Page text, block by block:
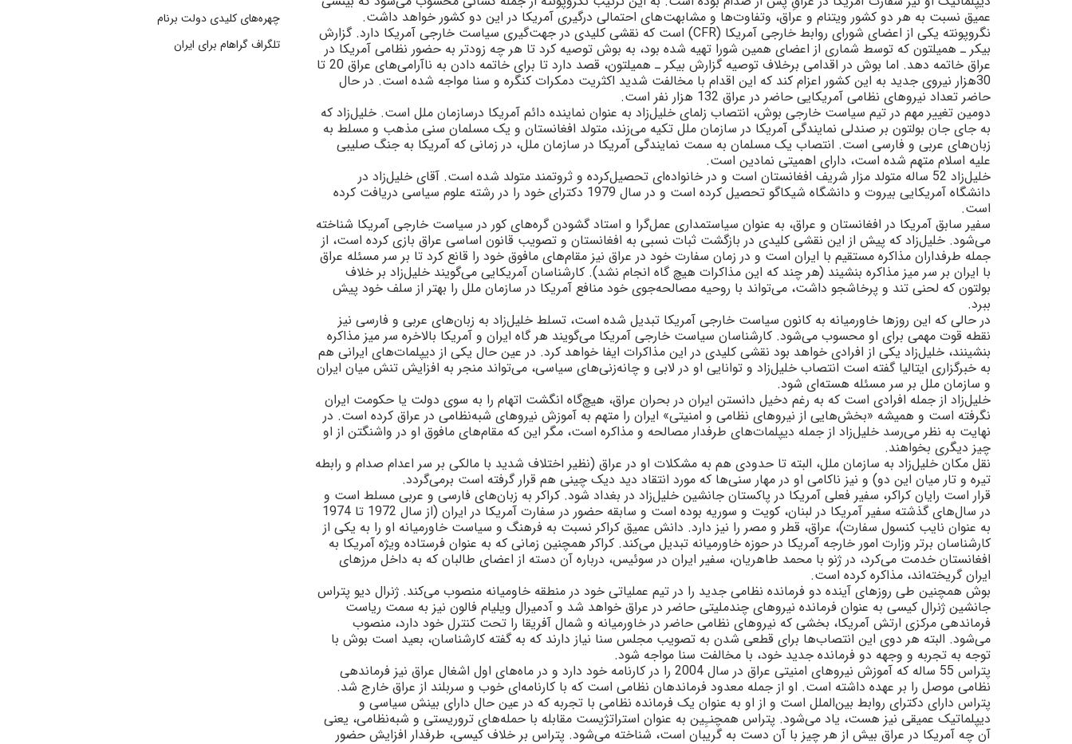
عميق نسبت به هر دو کشور ويتنام و عراق، وتفاوت‌ها و مشابهت‌هاى احتمالى درگيرى آمريکا در اين دو کشور خواهد داشت.
نگروپونته يکى از اعضاى شوراى روابط خارجى آمريکا (CFR) است که نقشى کليدى در جهت‌گيرى سياست خارجى آمريکا دارد. گزارش
بيکر ـ هميلتون که توسط شمارى از اعضاى همين شورا تهيه شده بود، به بوش توصيه کرد تا هر چه زودتر به حضور نظامى آمريکا در
عراق خاتمه دهد. اما بوش در اقدامى برخلاف توصيه گزارش بيکر ـ هميلتون، قصد دارد تا براى خاتمه دادن به ناآرامى‌هاى عراق 20 تا
30هزار نيروى جديد به اين کشور اعزام کند که اين اقدام با مخالفت شديد اکثريت دمکرات کنگره و سنا مواجه شده است. در حال
حاضر تعداد نيروهاى نظامى آمريکايى حاضر در عراق 132 هزار نفر است.
دومين تغيير مهم در تيم سياست خارجى بوش، انتصاب زلماى خليل‌زاد به عنوان نماينده دائم آمريکا درسازمان ملل است. خليل‌زاد که
به جاى جان بولتون بر صندلى نمايندگى آمريکا در سازمان ملل تکيه مى‌زند، متولد افغانستان و يک مسلمان سنى مذهب و مسلط به
زبان‌هاى عربى و فارسى است. انتصاب يک مسلمان به سمت نمايندگى آمريکا در سازمان ملل، در زمانى که آمريکا به جنگ صليبى
عليه اسلام متهم شده است، داراى اهميتى نمادين است.
خليل‌زاد 52 ساله متولد مزار شريف افغانستان است و در خانواده‌اى تحصيل‌کرده و ثروتمند متولد شده است. آقای خليل‌زاد در
دانشگاه آمريکايى بيروت و دانشگاه شيکاگو تحصيل کرده است و در سال 1979 دکتراى خود را در رشته علوم سياسى دريافت کرده
است.
سفير سابق آمريکا در افغانستان و عراق، به عنوان سياستمدارى عمل‌گرا و استاد گشودن گره‌هاى کور در سياست خارجى آمريکا شناخته
مى‌شود. خليل‌زاد که پيش از اين نقشى کليدى در بازگشت ثبات نسبى به افغانستان و تصويب قانون اساسى عراق بازى کرده است، از
جمله طرفداران مذاکره مستقيم با ايران است و در زمان سفارت خود در عراق نيز مقام‌هاى مافوق خود را قانع کرد تا بر سر مسئله عراق
با ايران بر سر ميز مذاکره بنشيند (هر چند که اين مذاکرات هيچ گاه انجام نشد). کارشناسان آمريکايى مى‌گويند خليل‌زاد بر خلاف
بولتون که لحنى تند و پرخاشجو داشت، مى‌تواند با روحيه مصالحه‌جوى خود منافع آمريکا در سازمان ملل را بهتر از سلف خود پيش
ببرد.
در حالى که اين روزها خاورميانه به کانون سياست خارجى آمريکا تبديل شده است، تسلط خليل‌زاد به زبان‌هاى عربى و فارسى نيز
نقطه قوت مهمى براى او محسوب مى‌شود. کارشناسان سياست خارجى آمريکا مى‌گويند هر گاه ايران و آمريکا بالاخره سر ميز مذاکره
بنشينند، خليل‌زاد يکى از افرادى خواهد بود نقشى کليدى در اين مذاکرات ايفا خواهد کرد. در عين حال يکى از ديپلمات‌هاى ايرانى هم
به خبرگزارى ايتاليا گفته است انتصاب خليل‌زاد و توانايى او در لابى و چانه‌‌زنی‌هاى سياسى، مى‌تواند منجر به افزايش تنش ميان ايران
و سازمان ملل بر سر مسئله هسته‌اى شود.
خليل‌زاد از جمله افرادى است که به رغم دخيل دانستن ايران در بحران عراق، هيچ‌گاه انگشت اتهام را به سوى دولت يا حکومت ايران
نگرفته است و هميشه «بخش‌هايى از نيروهاى نظامى و امنيتى» ايران را متهم به آموزش نيروهاى شبه‌نظامى در عراق کرده است. در
نهايت به نظر مى‌رسد خليل‌زاد از جمله ديپلمات‌هاى طرفدار مصالحه و مذاکره است، مگر اين که مقام‌هاى مافوق او در واشنگتن از او
چيز ديگرى بخواهند.
نقل مکان خليل‌زاد به سازمان ملل، البته تا حدودى هم به مشکلات او در عراق (نظير اختلاف‌ شديد با مالکى بر سر اعدام صدام و رابطه
تيره و تار ميان اين دو) و نيز ناکامى او در مهار سنى‌ها که مورد انتقاد ديد ديک چينى هم قرار گرفته است برمى‌گردد.
قرار است رايان کراکر، سفير فعلى آمريکا در پاکستان جانشين خليل‌زاد در بغداد شود. کراکر به زبان‌هاى فارسى و عربى مسلط است و
در سال‌هاى گذشته سفير آمريکا در لبنان، کويت و سوريه بوده است و سابقه حضور در سفارت آمريکا در ايران (از سال 1972 تا 1974
به عنوان نايب کنسول سفارت)، عراق، قطر و مصر را نيز دارد. دانش عميق کراکر نسبت به فرهنگ و سياست خاورميانه او را به يکى از
کارشناسان برتر وزارت امور خارجه آمريکا در حوزه خاورميانه تبديل مى‌کند. کراکر همچنين زمانى که به عنوان فرستاده ويژه آمريکا به
افغانستان خدمت مى‌کرد، در ژنو با محمد طاهريان، سفير ايران در سوئيس، درباره آن دسته از اعضاى طالبان که به داخل مرزهاى
ايران گريخته‌اند، مذاکره کرده است.
بوش همچنين طى روزهاى آينده دو فرمانده نظامى جديد را در تيم عملياتى خود در منطقه خاوميانه منصوب مى‌کند. ژنرال ديو پتراس
جانشين ژنرال کيسى به عنوان فرمانده نيروهاى چندمليتى حاضر در عراق خواهد شد و آدميرال ويليام فالون نيز به سمت رياست
فرماندهى مرکزى ارتش آمريکا، بخشى که نيروهاى نظامى حاضر در خاورميانه و شمال آفريقا را تحت کنترل خود دارد، منصوب
مى‌شود. البته هر دوى اين انتصاب‌ها براى قطعى شدن به تصويب مجلس سنا نياز دارند که به گفته کارشناسان، بعيد است بوش با
توجه به تجربه و وجهه دو فرمانده جديد خود، با مخالفت سنا مواجه شود.
پتراس 55 ساله که آموزش نيروهاى امنيتى عراق در سال 2004 را در کارنامه خود دارد و در ماه‌هاى اول اشغال عراق نيز فرماندهى
نظامى موصل را بر عهده داشته است. او از جمله معدود فرماندهان نظامى است که با کارنامه‌اى خوب و سربلند از عراق خارج شد.
پتراس داراى دکتراى روابط بين‌الملل است و از او به عنوان يک فرمانده نظامى با تجربه که در عين حال داراى بينش سياسى و
ديپلماتيک عميقى نيز هست، ياد مى‌شود. پتراس همچنـِِين به عنوان استراتژيست مقابله با حمله‌هاى تروريستى و شبه‌نظامى، يعنى
آن چه آمريکا در عراق بيش از هر چيز با آن دست به گريبان است، شناخته مى‌شود. پتراس بر خلاف کيسى، طرفدار افزايش حضور
چهره‌های کلیدی دولت برنام
تلگراف گراهام برای ایران